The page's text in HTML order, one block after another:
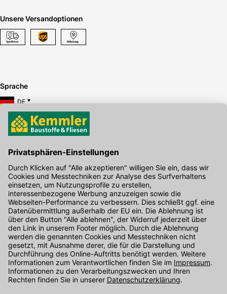
Unsere Versandoptionen
Sprache
DE
Hier gibt's die kostenlose App
Kontakt
Unser Onlineshop Team ist montags bis freitags von 08:00 - 17:00
Uhr unter der Telefonnummer07071 / 151-151für Sie erreichbar.
Alternativ können Sie unser Kontaktformular nutzen.
Den Kontakt direkt in unsere Niederlassungen finden Sie